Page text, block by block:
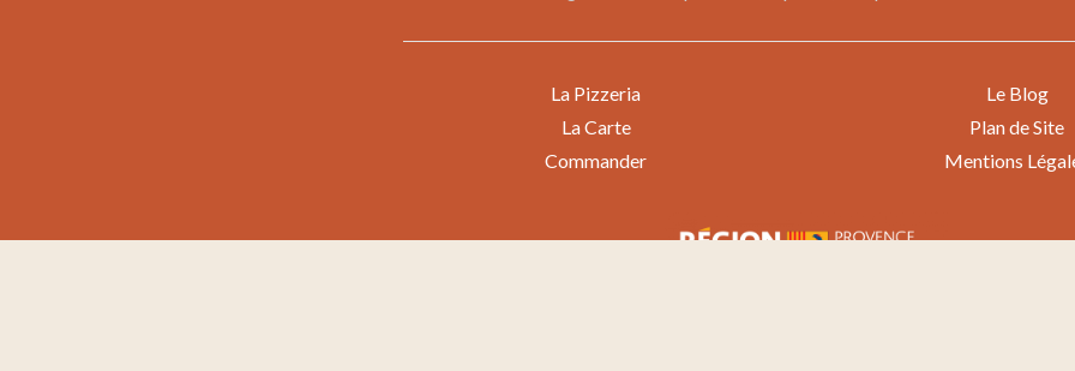
La Pizzeria
La Carte
Commander
Le Blog
Plan de Site
Mentions